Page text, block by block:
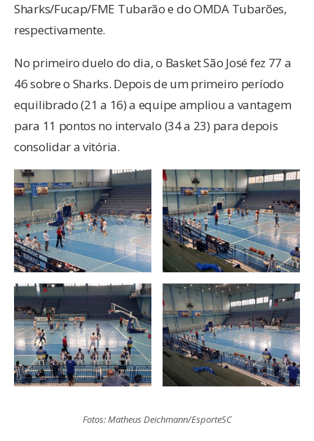
Sharks/Fucap/FME Tubarão e do OMDA Tubarões,
respectivamente.
No primeiro duelo do dia, o Basket São José fez 77 a
46 sobre o Sharks. Depois de um primeiro período
equilibrado (21 a 16) a equipe ampliou a vantagem
para 11 pontos no intervalo (34 a 23) para depois
consolidar a vitória.
Fotos: Matheus Deichmann/EsporteSC